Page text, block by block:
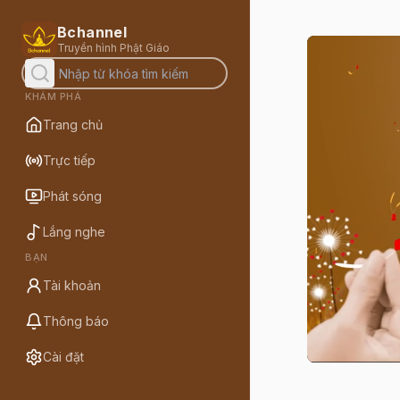
Bchannel
Truyền hình Phật Giáo
KHÁM PHÁ
Trang chủ
Trực tiếp
Phát sóng
Lắng nghe
BẠN
Tài khoản
Thông báo
Cài đặt